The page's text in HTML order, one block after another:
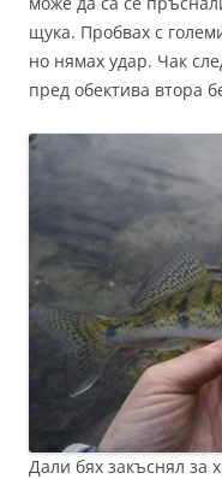
щука. Пробвах с
но нямах удар. Чак
пред обектива втора
Дали бях закъснял за